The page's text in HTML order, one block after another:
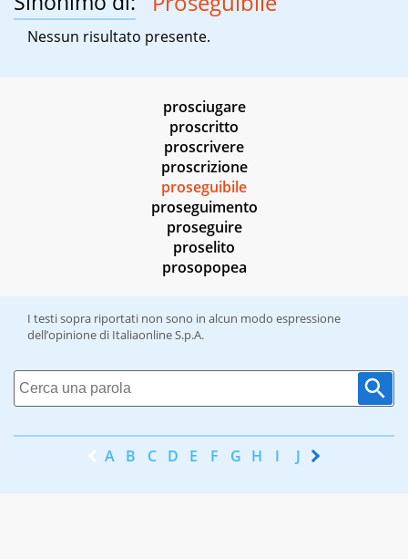
Nessun risultato presente.
prosciugare
proscritto
proscrivere
proscrizione
proseguibile
proseguimento
proseguire
proselito
prosopopea
I testi sopra riportati non sono in alcun modo espressione
dell’opinione di Italiaonline S.p.A.
A B C D E F G H I J K